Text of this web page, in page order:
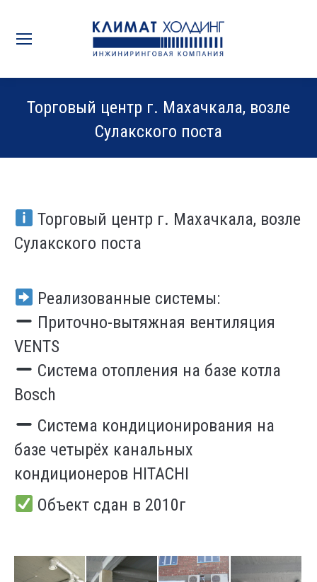
Торговый центр г. Махачкала, возле
Сулакского поста
Торговый центр г. Махачкала, возле
Сулакского поста
Реализованные системы:
Приточно-вытяжная вентиляция
VENTS
Система отопления на базе котла
Bosch
Система кондиционирования на
базе четырёх канальных
кондиционеров HITACHI
Объект сдан в 2010г